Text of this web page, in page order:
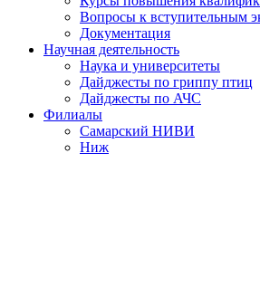
Вопросы к вступительным
Документация
Научная деятельность
Наука и университеты
Дайджесты по гриппу птиц
Дайджесты по АЧС
Филиалы
Самарский НИВИ
Ниж